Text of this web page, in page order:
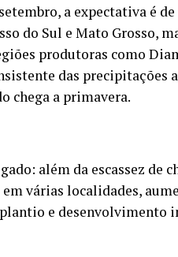
a expectativa é
do Sul e Mato Grosso,
produtoras como
das precipitações
chega a primavera.
além da escassez de
várias localidades,
e desenvolvimento